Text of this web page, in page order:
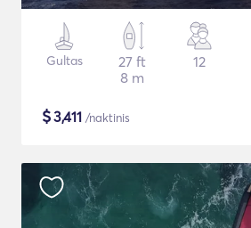
Gultas
27 ft
8 m
12
$3,411 /naktinis